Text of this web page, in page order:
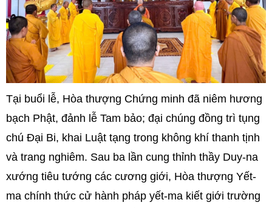
Tại buổi lễ, Hòa thượng Chứng minh đã niêm hương
bạch Phật, đảnh lễ Tam bảo; đại chúng đồng trì tụng
chú Đại Bi, khai Luật tạng trong không khí thanh tịnh
và trang nghiêm. Sau ba lần cung thỉnh thầy Duy-na
xướng tiêu tướng các cương giới, Hòa thượng Yết-
ma chính thức cử hành pháp yết-ma kiết giới trường